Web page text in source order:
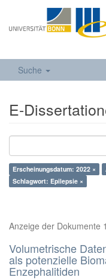
Suche
E-
Erscheinungsdatum: 2022 ×
Schlagwort: Epilepsie ×
Anzeige der Dokumente
Volumetrische
als potenzielle
Enzephalitiden